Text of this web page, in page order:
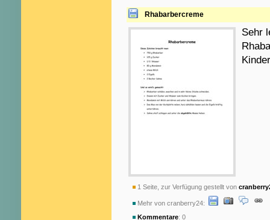
Rhabarbercreme
Sehr
1 Seite, zur Verfügung gestellt von
Mehr von cranberry24:
Kommentare: 0